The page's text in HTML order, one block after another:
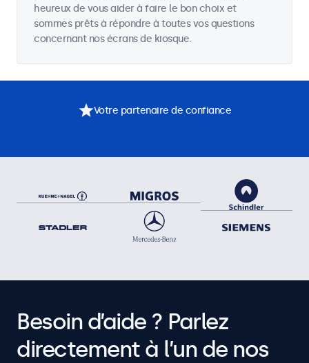
heureux de vous aider à faire le bon choix et
sommes prêts à répondre à toutes vos questions
concernant nos écrans de kiosque.
Votre partenaire de confiance
Besoin d’aide ? Parlez
directement à l’un de nos